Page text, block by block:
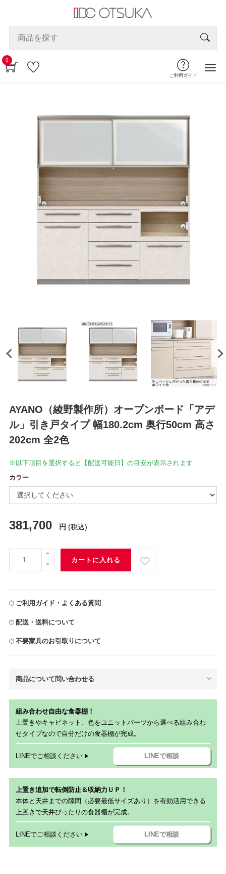
0
ご利用ガイド
AYANO（綾野製作所）オープンボード「アデ
ル」引き戸タイプ 幅180.2cm 奥行50cm 高さ
202cm 全2色
※以下項目を選択すると【配送可能日】の目安が表示されます
カラー
381,700 円 (税込)
カートに入れる
ご利用ガイド・よくある質問
配送・送料について
不要家具のお引取りについて
商品について問い合わせる
組み合わせ自由な食器棚！
上置きやキャビネット、色をユニットパーツから選べる組み合わ
せタイプなので自分だけの食器棚が完成。
LINEでご相談ください LINEで相談
上置き追加で転倒防止＆収納力ＵＰ！
本体と天井までの隙間（必要最低サイズあり）を有効活用できる
上置きで天井ぴったりの食器棚が完成。
LINEでご相談ください LINEで相談